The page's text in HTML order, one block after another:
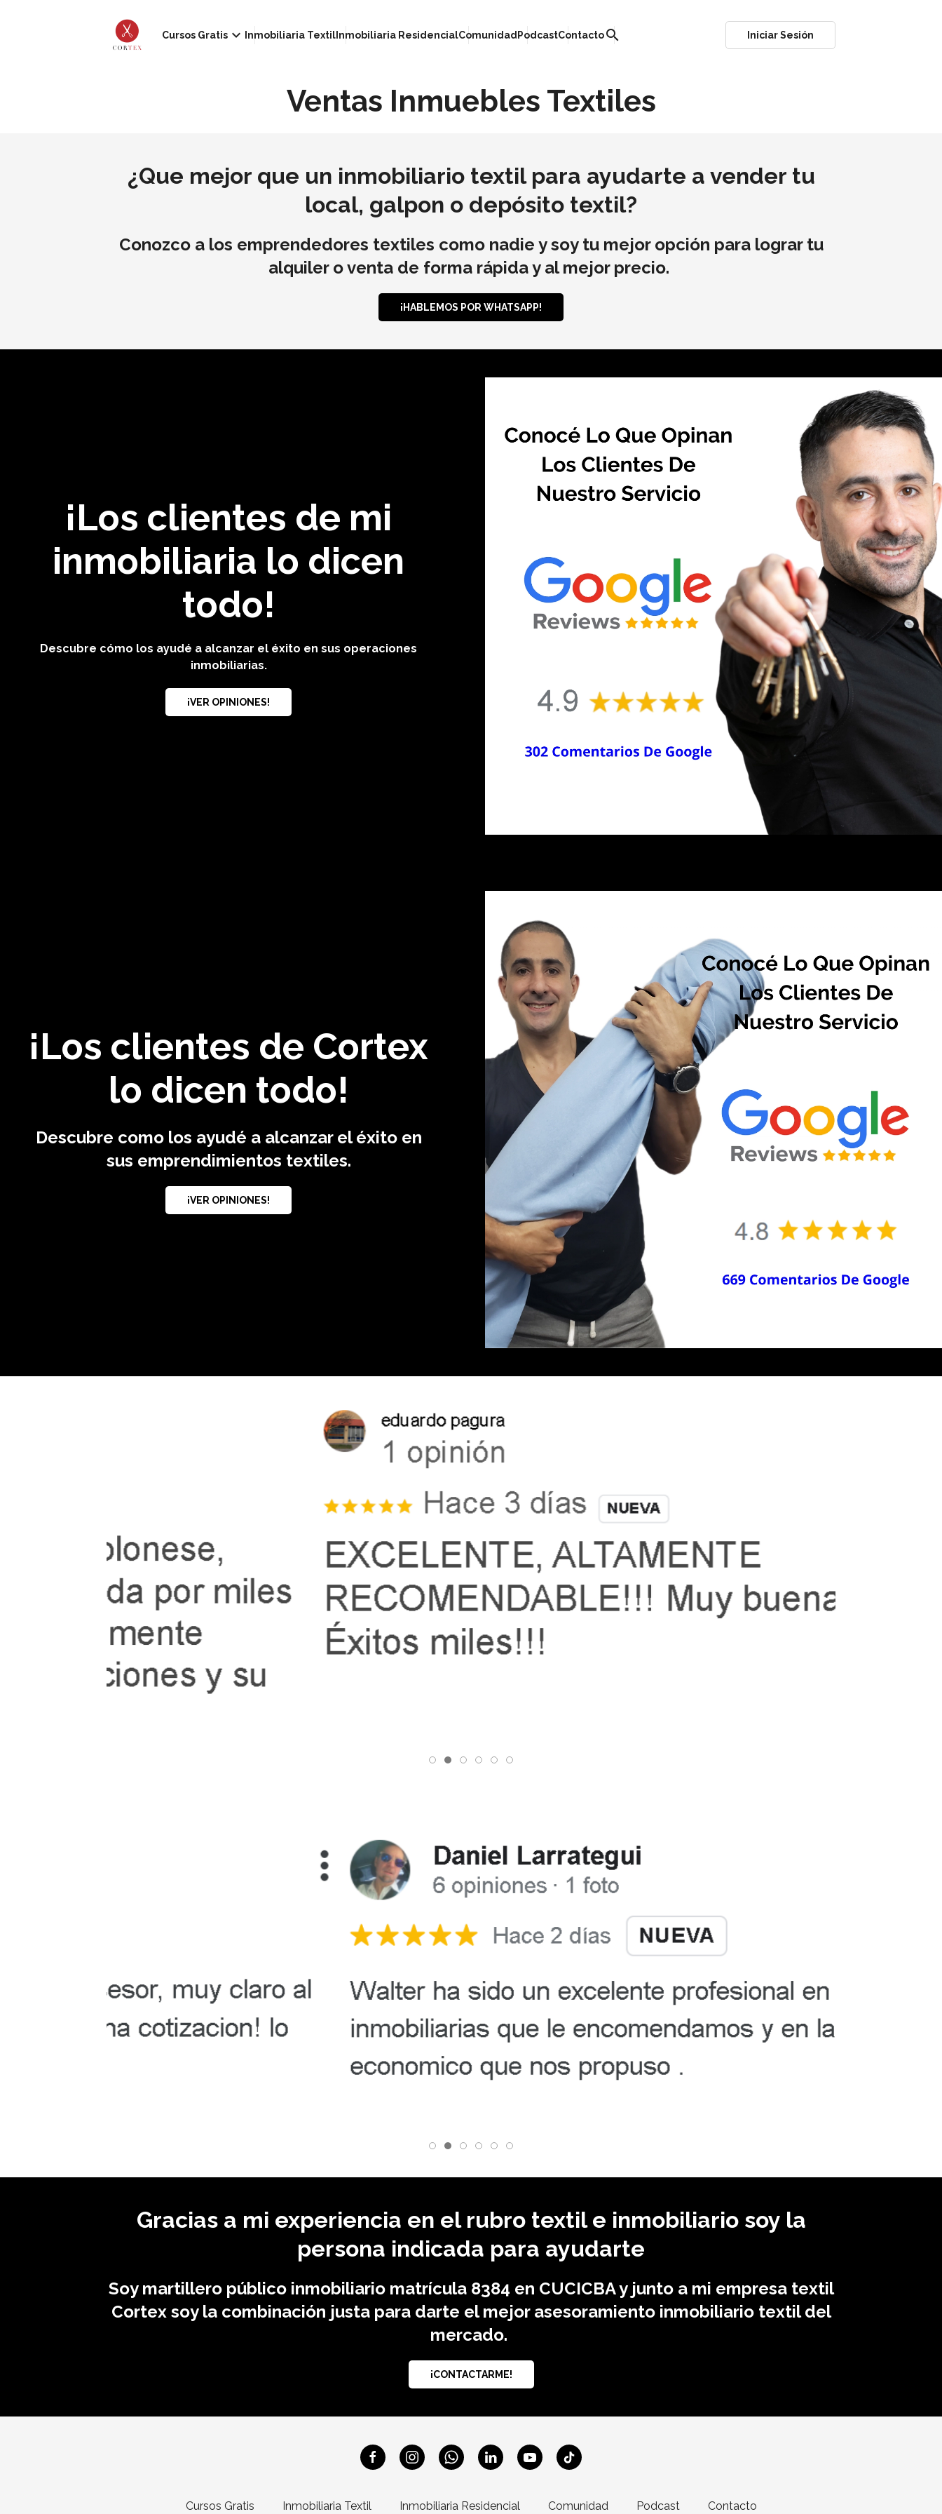
Cursos Gratiskeyboard_arrow_down Inmobiliaria TextilInmobiliaria ResidencialComunidadPodcastContactosearch Iniciar Sesión
Ventas Inmuebles Textiles
¿Que mejor que un inmobiliario textil para ayudarte a vender tu
local, galpon o depósito textil?
Conozco a los emprendedores textiles como nadie y soy tu mejor opción para lograr tu
alquiler o venta de forma rápida y al mejor precio.
¡HABLEMOS POR WHATSAPP!
¡Los clientes de mi
inmobiliaria lo dicen
todo!
Descubre cómo los ayudé a alcanzar el éxito en sus operaciones
inmobiliarias.
¡VER OPINIONES!
­¡Los clientes de Cortex
lo dicen todo!
Descubre como los ayudé a alcanzar el éxito en
sus emprendimientos textiles.
¡VER OPINIONES!
Gracias a mi experiencia en el rubro textil e inmobiliario soy la
persona indicada para ayudarte
Soy martillero público inmobiliario matrícula 8384 en CUCICBA y junto a mi empresa textil
Cortex soy la combinación justa para darte el mejor asesoramiento inmobiliario textil del
mercado.
¡CONTACTARME!
Cursos Gratis Inmobiliaria Textil Inmobiliaria Residencial Comunidad Podcast Contacto